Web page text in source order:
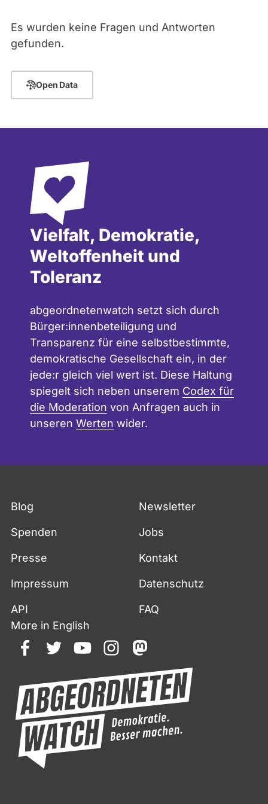
befragt
werden.
Thema
- Alle -
Antwort Status
- Alle -
Es wurden keine Fragen und Antworten
gefunden.
Open Data
Vielfalt, Demokratie,
Weltoffenheit und
Toleranz
abgeordnetenwatch setzt sich durch
Bürger:innenbeteiligung und
Transparenz für eine selbstbestimmte,
demokratische Gesellschaft ein, in der
jede:r gleich viel wert ist. Diese Haltung
spiegelt sich neben unserem Codex für
die Moderation von Anfragen auch in
unseren Werten wider.
Blog Newsletter
Spenden Jobs
Presse Kontakt
Impressum Datenschutz
API
FAQ
More in English
facebooktwitteryoutubeinstagrammastodon